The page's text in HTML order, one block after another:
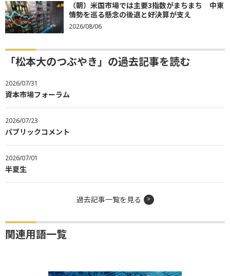
（朝）米国市場では主要3指数がまちまち 中東
情勢を巡る懸念の後退と好決算が支え
2026/08/06
「松本大のつぶやき」の過去記事を読む
2026/07/31
資本市場フォーラム
2026/07/23
パブリックコメント
2026/07/01
半夏生
過去記事一覧を見る
関連用語一覧